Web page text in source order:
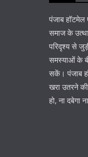
पंजाब हॉटमेल
समाज के
परिदृश्य से
समस्याओं के
सकें। पंजाब
खरा उतरने की
हो, ना दबेगा